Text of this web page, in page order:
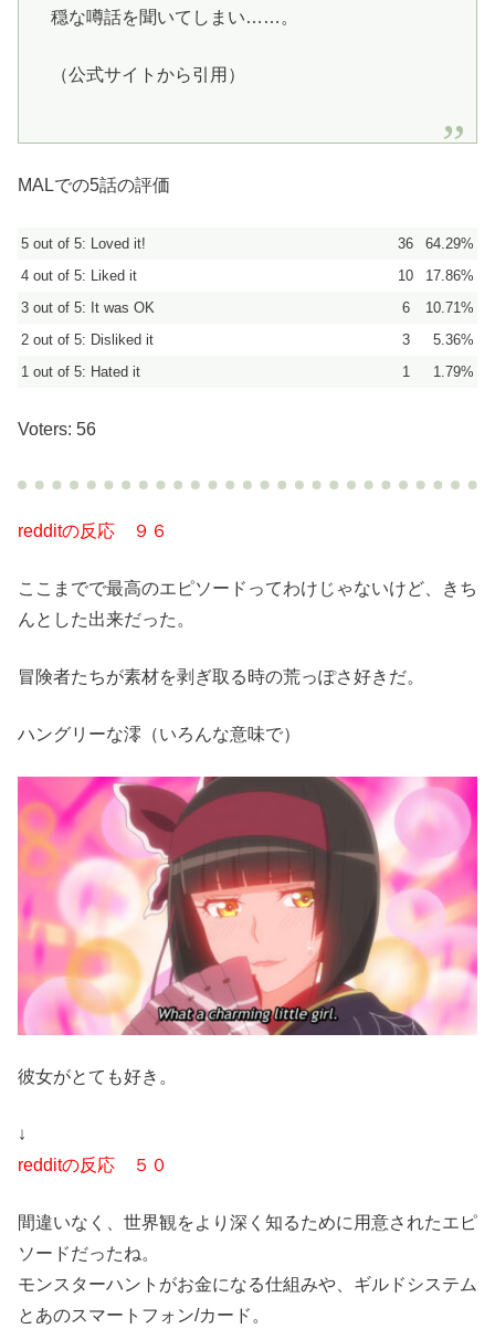
穏な噂話を聞いてしまい……。
（公式サイトから引用）
MALでの5話の評価
5 out of 5: Loved it! 36
64.29%
4 out of 5: Liked it
10
17.86%
3 out of 5: It was OK
6
10.71%
2 out of 5: Disliked it
3
5.36%
1 out of 5: Hated it
1 1.79%
Voters: 56
redditの反応 ９６
ここまでで最高のエピソードってわけじゃないけど、きち
んとした出来だった。
冒険者たちが素材を剥ぎ取る時の荒っぽさ好きだ。
ハングリーな澪（いろんな意味で）
彼女がとても好き。
↓
redditの反応 ５０
間違いなく、世界観をより深く知るために用意されたエピ
ソードだったね。
モンスターハントがお金になる仕組みや、ギルドシステム
とあのスマートフォン/カード。